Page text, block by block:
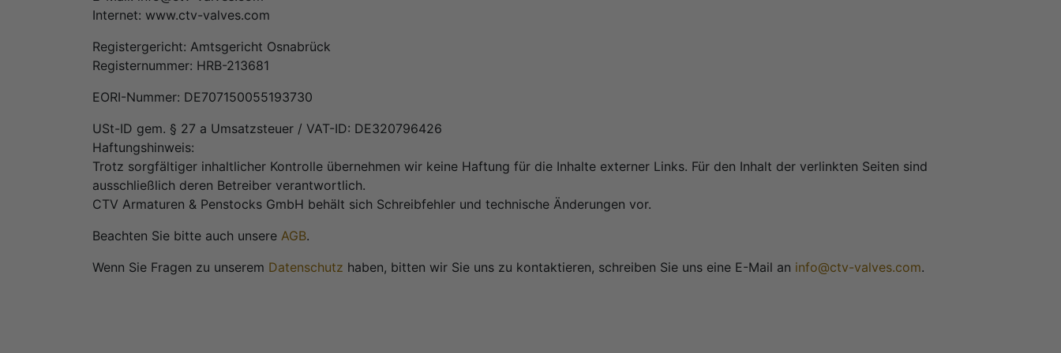
Internet: www.ctv-valves.com
Registergericht: Amtsgericht Osnabrück
Registernummer: HRB-213681
EORI-Nummer: DE707150055193730
USt-ID gem. § 27 a Umsatzsteuer / VAT-ID: DE320796426
Haftungshinweis:
Trotz sorgfältiger inhaltlicher Kontrolle übernehmen wir keine Haftung für die Inhalte externer Links. Für den Inhalt der verlinkten Seiten sind
ausschließlich deren Betreiber verantwortlich.
CTV Armaturen & Penstocks GmbH behält sich Schreibfehler und technische Änderungen vor.
Beachten Sie bitte auch unsere AGB.
Wenn Sie Fragen zu unserem Datenschutz haben, bitten wir Sie uns zu kontaktieren, schreiben Sie uns eine E-Mail an info@ctv-valves.com.